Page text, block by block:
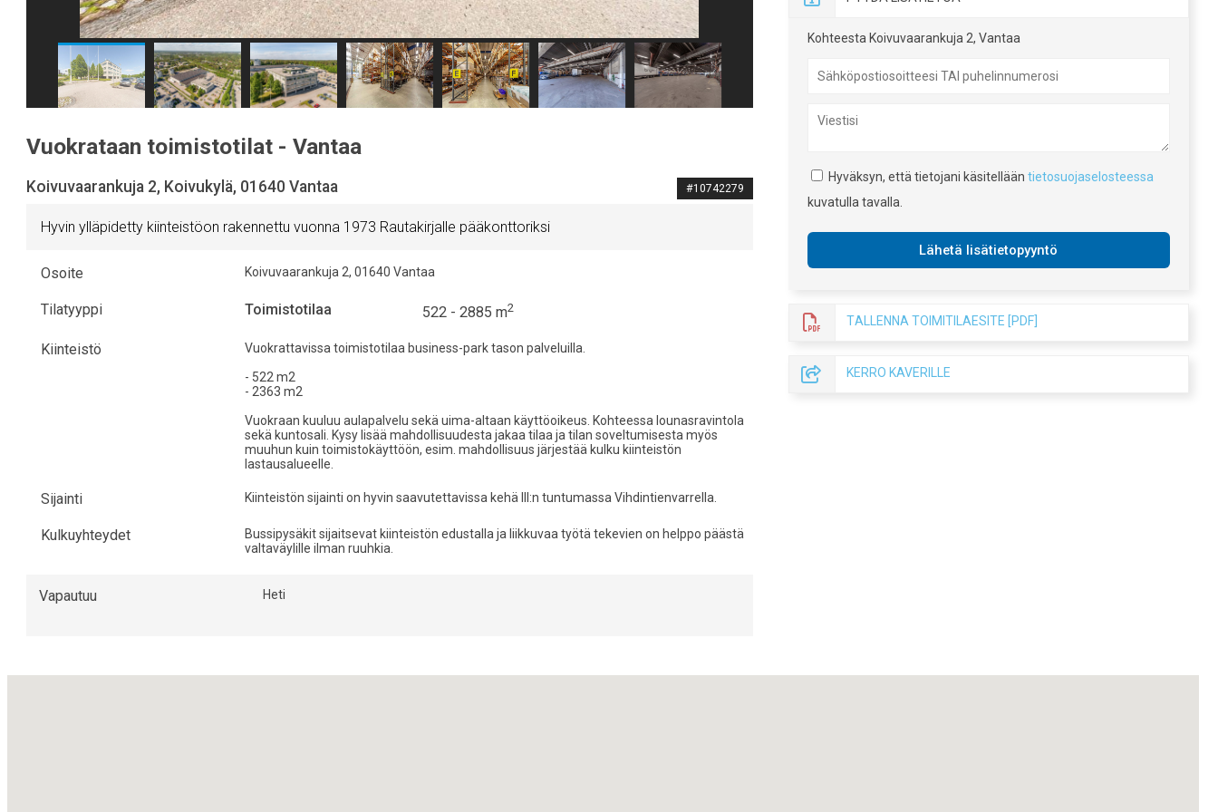
Vuokrataan toimistotilat - Vantaa
Koivuvaarankuja 2, Koivukylä, 01640 Vantaa #10742279
Hyvin ylläpidetty kiinteistöon rakennettu vuonna 1973 Rautakirjalle pääkonttoriksi
Osoite Koivuvaarankuja 2, 01640 Vantaa
Tilatyyppi Toimistotilaa 522 - 2885 m2
Kiinteistö
Vuokrattavissa toimistotilaa business-park tason palveluilla.
- 522 m2
- 2363 m2
Vuokraan kuuluu aulapalvelu sekä uima-altaan käyttöoikeus. Kohteessa lounasravintola
sekä kuntosali. Kysy lisää mahdollisuudesta jakaa tilaa ja tilan soveltumisesta myös
muuhun kuin toimistokäyttöön, esim. mahdollisuus järjestää kulku kiinteistön
lastausalueelle.
Sijainti Kiinteistön sijainti on hyvin saavutettavissa kehä III:n tuntumassa Vihdintienvarrella.
Kulkuyhteydet
Bussipysäkit sijaitsevat kiinteistön edustalla ja liikkuvaa työtä tekevien on helppo päästä
valtaväylille ilman ruuhkia.
Vapautuu Heti
Kohteesta Koivuvaarankuja 2, Vantaa
Hyväksyn, että tietojani käsitellään tietosuojaselosteessa
kuvatulla tavalla.
Tallenna toimitilaesite [PDF]
Kerro kaverille